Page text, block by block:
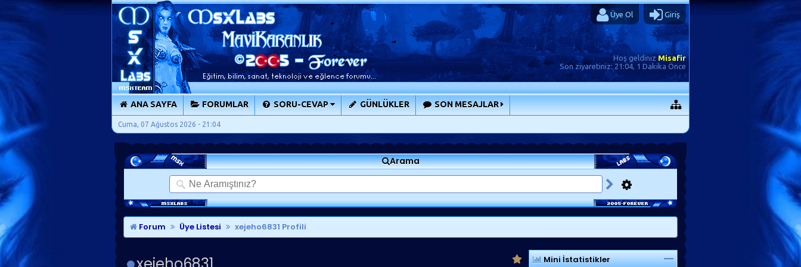
Üye Ol Giriş
Hoş geldiniz Misafir
Son ziyaretiniz:21:04, 1 Dakika Önce
ANA SAYFA FORUMLAR SORU-CEVAP GÜNLÜKLER SON MESAJLAR
Cuma, 07 Ağustos 2026 - 21:04
Arama
Forum Üye Listesi xejeho6831 Profili
Mini İstatistikler